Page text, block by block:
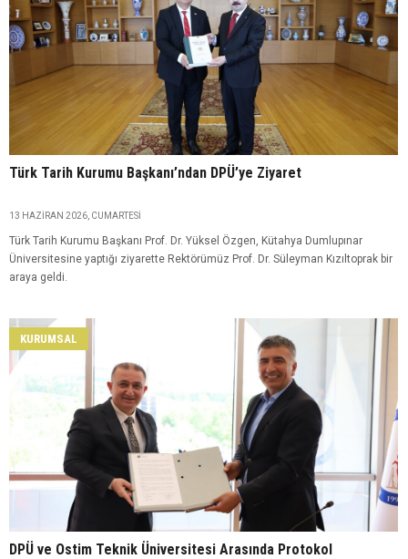
Türk Tarih Kurumu Başkanı’ndan DPÜ’ye Ziyaret
13 HAZIRAN 2026, CUMARTESI
Türk Tarih Kurumu Başkanı Prof. Dr. Yüksel Özgen, Kütahya Dumlupınar
Üniversitesine yaptığı ziyarette Rektörümüz Prof. Dr. Süleyman Kızıltoprak bir
araya geldi.
KURUMSAL
DPÜ ve Ostim Teknik Üniversitesi Arasında Protokol